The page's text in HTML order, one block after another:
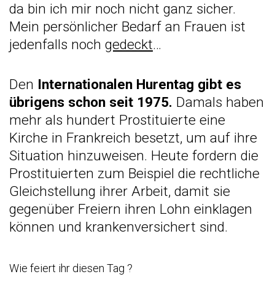
da bin ich mir noch nicht ganz sicher.
Mein persönlicher Bedarf an Frauen ist
jedenfalls noch gedeckt…
Den Internationalen Hurentag gibt es
übrigens schon seit 1975. Damals haben
mehr als hundert Prostituierte eine
Kirche in Frankreich besetzt, um auf ihre
Situation hinzuweisen. Heute fordern die
Prostituierten zum Beispiel die rechtliche
Gleichstellung ihrer Arbeit, damit sie
gegenüber Freiern ihren Lohn einklagen
können und krankenversichert sind.
Wie feiert ihr diesen Tag ?